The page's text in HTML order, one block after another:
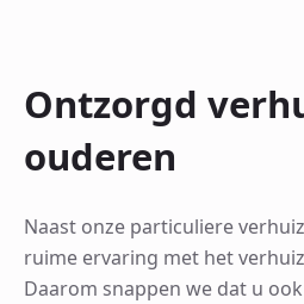
Ontzorgd
ouderen
Naast onze particuliere
ruime ervaring met het
Daarom snappen we dat u